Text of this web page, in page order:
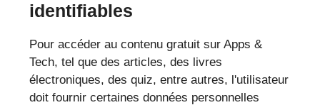
identifiables
Pour accéder au contenu gratuit sur Apps &
Tech, tel que des articles, des livres
électroniques, des quiz, entre autres, l'utilisateur
doit fournir certaines données personnelles